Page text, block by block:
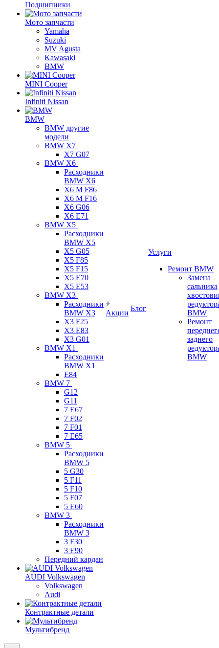
Подшипники
Мото запчасти
Yamaha
Suzuki
MV Agusta
Kawasaki
BMW
MINI Cooper
Infiniti Nissan
BMW
BMW другие
модели
BMW X7
X7 G07
BMW X6
Расходники
BMW X6
X6 M F86
X6 M F16
X6 G06
X6 E71
BMW X5
Расходники
BMW X5
X5 G05
X5 F85
X5 F15
X5 E70
X5 E53
BMW X3
Расходники
BMW X3
X3 F25
X3 E83
X3 G01
BMW X1
Расходники
BMW X1
E84
BMW 7
G12
G11
7 Е67
7 F02
7 F01
7 E65
BMW 5
Расходники
BMW 5
5 G30
5 F11
5 F10
5 F07
5 E60
BMW 3
Расходники
BMW 3
3 F30
3 E90
Передний кардан
AUDI Volkswagen
Volkswagen
Audi
Контрактные детали
Мультибренд
Акции
Блог
Услуги
Ремонт BMW
Замена
сальника
BMW
Ремонт
заднего
BMW